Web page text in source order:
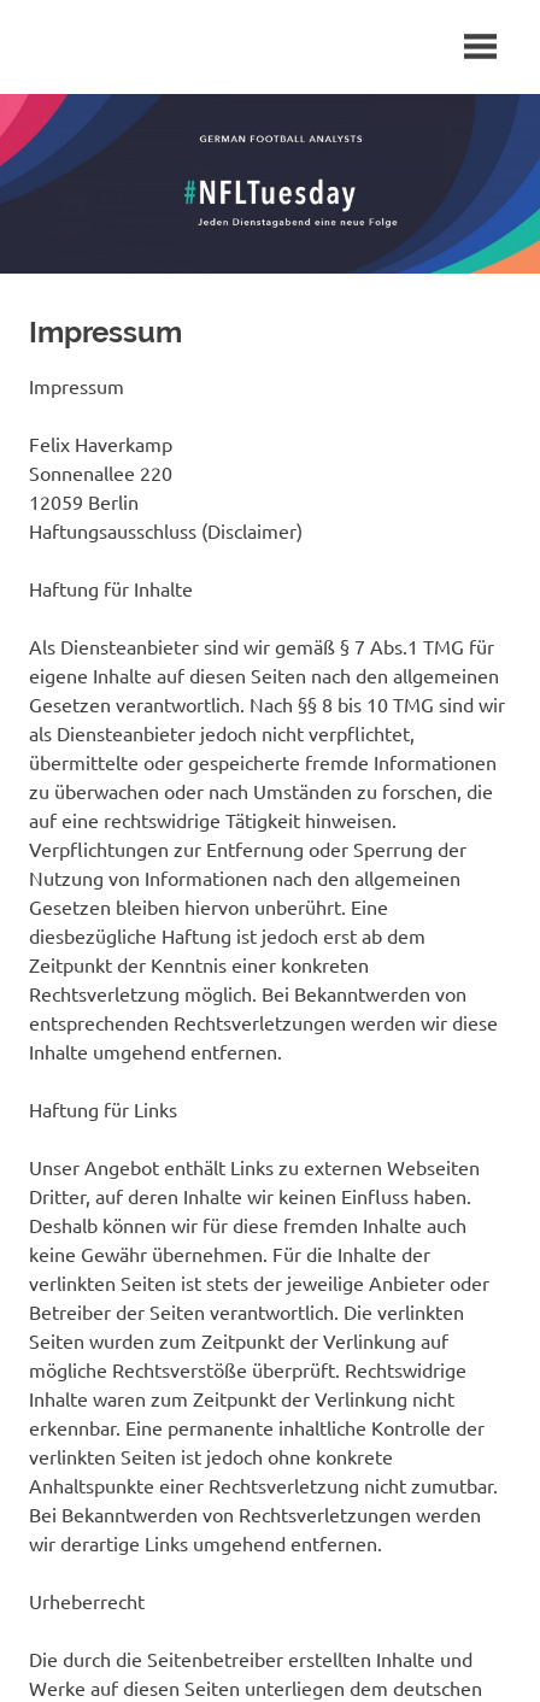
Football
Analysts
Netzwerk
zu
allen
Themen
Impressum
Impressum
Felix Haverkamp
Sonnenallee 220
12059 Berlin
Haftungsausschluss (Disclaimer)
Haftung für Inhalte
Als Diensteanbieter sind wir gemäß § 7 Abs.1 TMG für
eigene Inhalte auf diesen Seiten nach den allgemeinen
Gesetzen verantwortlich. Nach §§ 8 bis 10 TMG sind wir
als Diensteanbieter jedoch nicht verpflichtet,
übermittelte oder gespeicherte fremde Informationen
zu überwachen oder nach Umständen zu forschen, die
auf eine rechtswidrige Tätigkeit hinweisen.
Verpflichtungen zur Entfernung oder Sperrung der
Nutzung von Informationen nach den allgemeinen
Gesetzen bleiben hiervon unberührt. Eine
diesbezügliche Haftung ist jedoch erst ab dem
Zeitpunkt der Kenntnis einer konkreten
Rechtsverletzung möglich. Bei Bekanntwerden von
entsprechenden Rechtsverletzungen werden wir diese
Inhalte umgehend entfernen.
Haftung für Links
Unser Angebot enthält Links zu externen Webseiten
Dritter, auf deren Inhalte wir keinen Einfluss haben.
Deshalb können wir für diese fremden Inhalte auch
keine Gewähr übernehmen. Für die Inhalte der
verlinkten Seiten ist stets der jeweilige Anbieter oder
Betreiber der Seiten verantwortlich. Die verlinkten
Seiten wurden zum Zeitpunkt der Verlinkung auf
mögliche Rechtsverstöße überprüft. Rechtswidrige
Inhalte waren zum Zeitpunkt der Verlinkung nicht
erkennbar. Eine permanente inhaltliche Kontrolle der
verlinkten Seiten ist jedoch ohne konkrete
Anhaltspunkte einer Rechtsverletzung nicht zumutbar.
Bei Bekanntwerden von Rechtsverletzungen werden
wir derartige Links umgehend entfernen.
Urheberrecht
Die durch die Seitenbetreiber erstellten Inhalte und
Werke auf diesen Seiten unterliegen dem deutschen